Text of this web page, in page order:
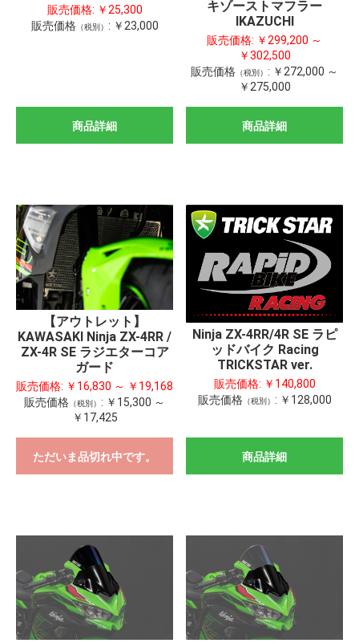
販売価格: ￥25,300
販売価格（税別） : ￥23,000
商品詳細
キゾーストマフラー
IKAZUCHI
販売価格: ￥299,200 ～
￥302,500
販売価格 （税別） : ￥272,000 ～
￥275,000
商品詳細
【アウトレット】
KAWASAKI Ninja ZX-4RR /
ZX-4R SE ラジエターコア
ガード
販売価格: ￥16,830 ～ ￥19,168
販売価格 （税別） : ￥15,300 ～
￥17,425
ただいま品切れ中です。
Ninja ZX-4RR/4R SE ラピ
ッドバイク Racing
TRICKSTAR ver.
販売価格: ￥140,800
販売価格（税別） : ￥128,000
商品詳細